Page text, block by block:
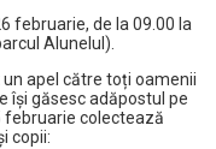
februarie, de la 09.00 la
Alunelul).
un apel către toți oamenii
își găsesc adăpostul pe
februarie colectează
copii: